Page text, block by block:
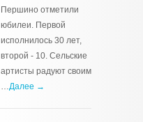
Першино отметили
юбилеи. Первой
исполнилось 30 лет,
второй - 10. Сельские
артисты радуют своим
…Далее →